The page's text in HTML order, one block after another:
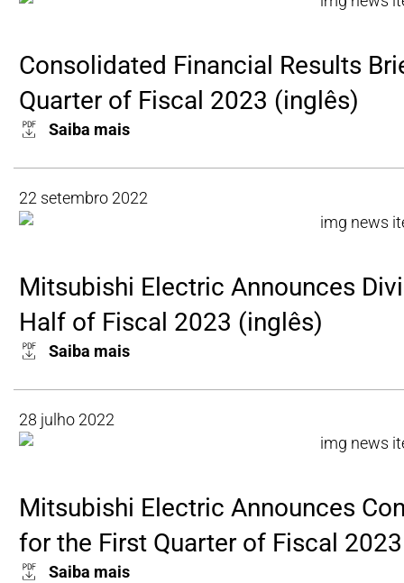
Consolidated Financial Results
Quarter of Fiscal 2023 (inglês)
Saiba mais
22 setembro 2022
Mitsubishi Electric Announces
Half of Fiscal 2023 (inglês)
Saiba mais
28 julho 2022
Mitsubishi Electric Announces
for the First Quarter of Fiscal
Saiba mais